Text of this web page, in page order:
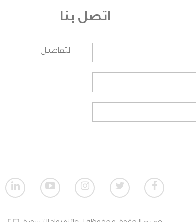
وعلى أي اساس تم اختيارهم؟
للمنظمات الغير ربحية؟
اتصل بنا